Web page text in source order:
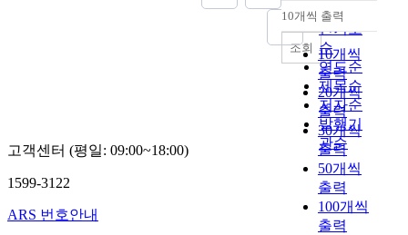
순
인기도
순
연도순
제목순
저자순
발행기
관순
내림차순
10개씩 출력
10개씩
출력
20개씩
출력
30개씩
출력
50개씩
출력
100개씩
출력
조회
고객센터 (평일: 09:00~18:00)
1599-3122
ARS 번호안내